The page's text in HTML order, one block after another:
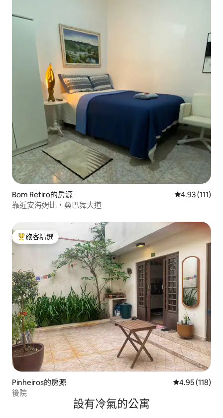
Bom Retiro的房源 從 111 則評價
4.93 (111)
靠近安海姆比，桑巴舞大道
旅客精選榜首
旅客精選
Pinheiros的房源 從 118 則評價
4.95 (118)
後院
設有冷氣的公寓